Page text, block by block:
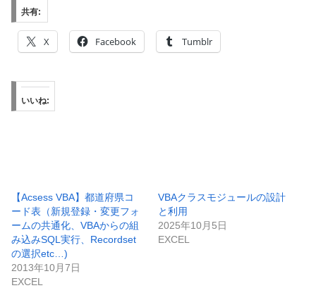
共有:
X Facebook Tumblr
いいね:
【Acsess VBA】都道府県コ
ード表（新規登録・変更フォ
ームの共通化、VBAからの組
み込みSQL実行、Recordset
の選択etc…)
2013年10月7日
EXCEL
VBAクラスモジュールの設計
と利用
2025年10月5日
EXCEL